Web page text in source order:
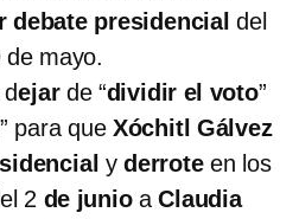
debate presidencial del
de mayo.
dejarde “dividir el voto”
” para que Xóchitl Gálvez
yderroteen los
2 de junioaClaudia